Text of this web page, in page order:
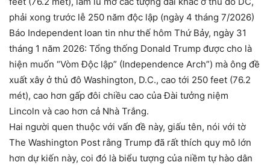
phải xong trước lễ 250 năm độc lập (ngày 4 tháng 7/2026)
Báo Independent loan tin như thế hôm Thứ Bảy, ngày 31
tháng 1 năm 2026: Tổng thống Donald Trump được cho là
hiện muốn “Vòm Độc lập” (Independence Arch”) mà ông đề
xuất xây ở thủ đô Washington, D.C., cao tới 250 feet (76.2
mét), cao hơn gấp đôi chiều cao của Đài tưởng niệm
Lincoln và cao hơn cả Nhà Trắng.
Hai người quen thuộc với vấn đề này, giấu tên, nói với tờ
The Washington Post rằng Trump đã rất thích quy mô lớn
hơn dự kiến ​​này, coi đó là biểu tượng của niềm tự hào dân